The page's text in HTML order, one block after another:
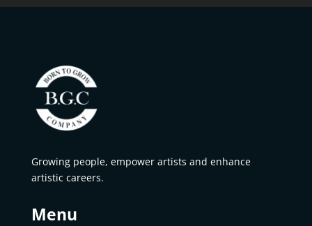
Growing people, empower artists and enhance
artistic careers.
Menu